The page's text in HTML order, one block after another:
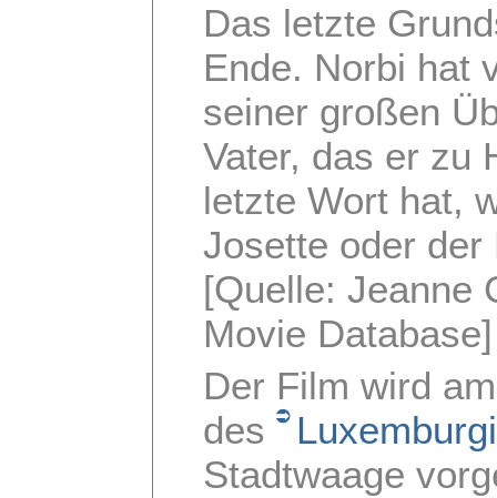
Das letzte
Ende. Norbi hat
seiner großen
Vater, das er zu
letzte Wort hat,
Josette oder
[Quelle: Jeanne
Movie Database]
Der Film wird
des
Stadtwaage